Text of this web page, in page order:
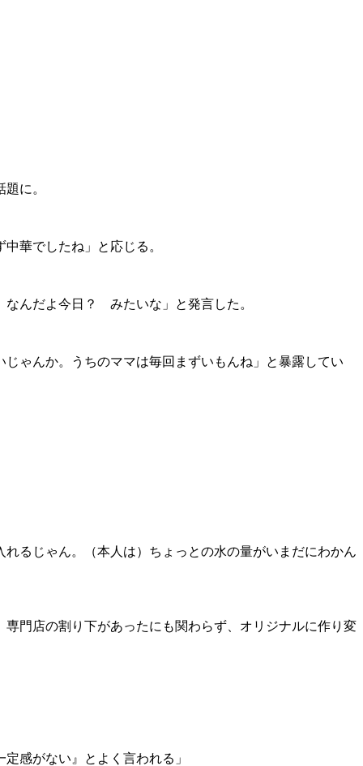
に。
華でしたね」と応じる。
んだよ今日？ みたいな」と発言した。
ゃんか。うちのママは毎回まずいもんね」と暴露してい
るじゃん。（本人は）ちょっとの水の量がいまだにわかん
門店の割り下があったにも関わらず、オリジナルに作り変
感がない』とよく言われる」